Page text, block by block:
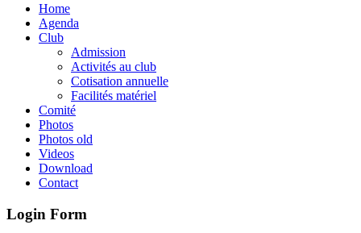
Home
Agenda
Club
Admission
Activités au club
Cotisation annuelle
Facilités matériel
Comité
Photos
Photos old
Videos
Download
Contact
Login Form